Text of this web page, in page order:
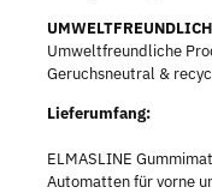
UMWELTFREUNDLICH
Umweltfreundliche
Geruchsneutral &
Lieferumfang:
ELMASLINE
Automatten für vorne